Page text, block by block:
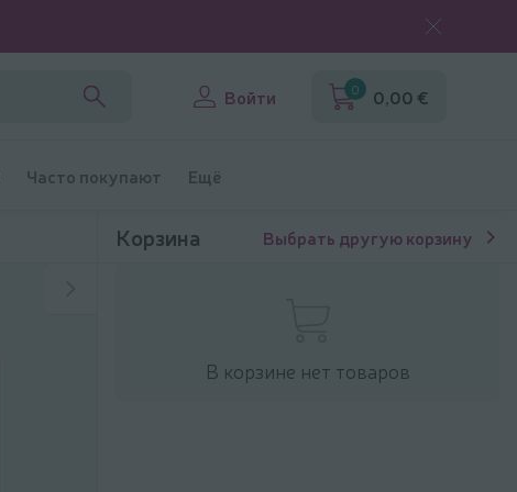
Войти 0 0,00 €
Часто покупают Ещё
Корзина Выбрать другую корзину
В корзине нет товаров